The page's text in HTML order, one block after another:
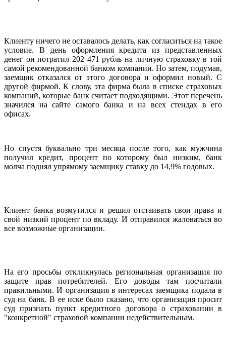
Клиенту ничего не оставалось делать, как согласиться на такое
условие. В день оформления кредита из представленных
денег он потратил 202 471 рубль на личную страховку в той
самой рекомендованной банком компании. Но затем, подумав,
заемщик отказался от этого договора и оформил новый. С
другой фирмой. К слову, эта фирма была в списке страховых
компаний, которые банк считает подходящими. Этот перечень
значился на сайте самого банка и на всех стендах в его
офисах.
Но спустя буквально три месяца после того, как мужчина
получил кредит, процент по которому был низким, банк
молча поднял упрямому заемщику ставку до 14,9% годовых.
Клиент банка возмутился и решил отстаивать свои права и
свой низкий процент по вкладу. И отправился жаловаться во
все возможные организации.
На его просьбы откликнулась региональная организация по
защите прав потребителей. Его доводы там посчитали
правильными. И организация в интересах заемщика подала в
суд на банк. В ее иске было сказано, что организация просит
суд признать пункт кредитного договора о страховании в
"конкретной" страховой компании недействительным.